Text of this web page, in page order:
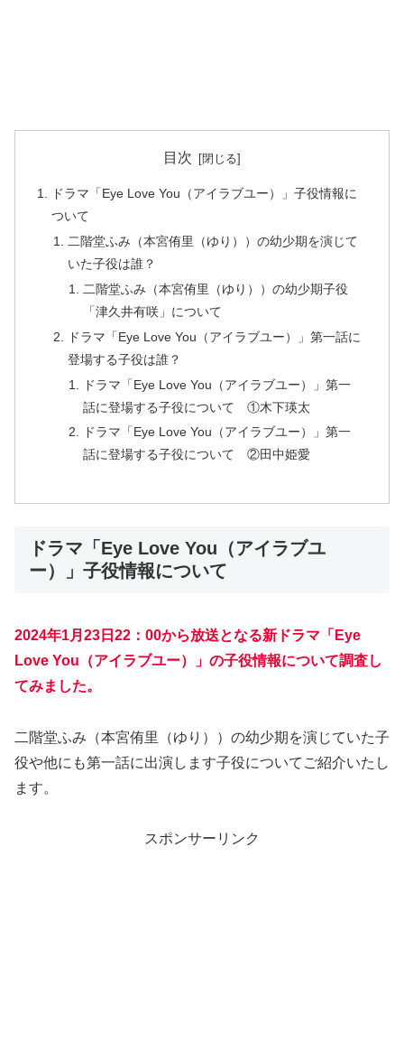
目次
ドラマ「Eye Love You（アイラブユー）」子役情報に
ついて
二階堂ふみ（本宮侑里（ゆり））の幼少期を演じて
いた子役は誰？
二階堂ふみ（本宮侑里（ゆり））の幼少期子役
「津久井有咲」について
ドラマ「Eye Love You（アイラブユー）」第一話に
登場する子役は誰？
ドラマ「Eye Love You（アイラブユー）」第一
話に登場する子役について ①木下瑛太
ドラマ「Eye Love You（アイラブユー）」第一
話に登場する子役について ②田中姫愛
ドラマ「Eye Love You（アイラブユ
ー）」子役情報について
2024年1月23日22：00から放送となる新ドラマ「Eye
Love You（アイラブユー）」の子役情報について調査し
てみました。
二階堂ふみ（本宮侑里（ゆり））の幼少期を演じていた子
役や他にも第一話に出演します子役についてご紹介いたし
ます。
スポンサーリンク